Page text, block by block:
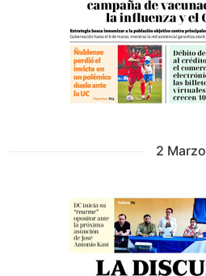
2 Marzo